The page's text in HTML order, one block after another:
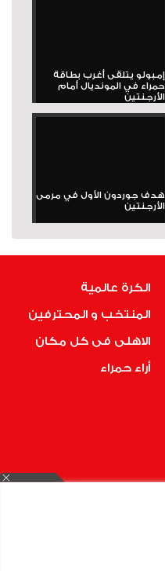
إمبولو يتلقى أغرب بطاقة
حمراء في المونديال أمام
الأرجنتين
هدف جوردون الأول في مرمى
الأرجنتين
الكرة عالمية
المنتخب و المحترفين
الاهلى فى كل مكان
أراء حمراء